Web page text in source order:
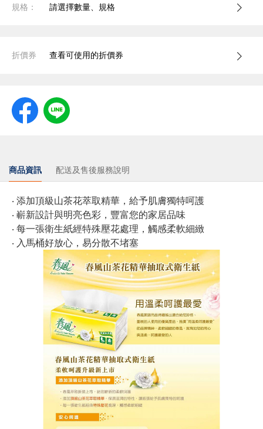
規格： 請選擇數量、規格
折價券 查看可使用的折價券
商品資訊 配送及售後服務說明
‧ 添加頂級山茶花萃取精華，給予肌膚獨特呵護
‧ 嶄新設計與明亮色彩，豐富您的家居品味
‧ 每一張衛生紙經特殊壓花處理，觸感柔軟細緻
‧ 入馬桶好放心，易分散不堵塞